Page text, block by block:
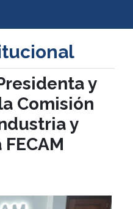
y
Comisión
y